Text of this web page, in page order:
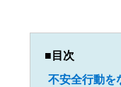
目次
不安全行動を